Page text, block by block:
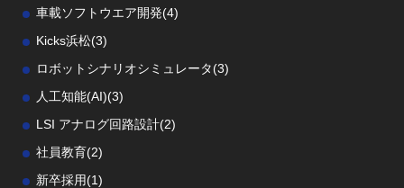
車載ソフトウエア開発(4)
Kicks浜松(3)
ロボットシナリオシミュレータ(3)
人工知能(AI)(3)
LSI アナログ回路設計(2)
社員教育(2)
新卒採用(1)